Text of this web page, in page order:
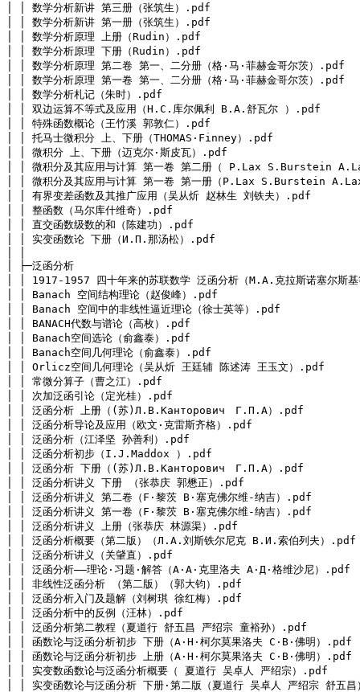
│ │ 数学分析新讲 第三册（张筑生）.pdf
│ │ 数学分析新讲 第一册（张筑生）.pdf
│ │ 数学分析原理 上册（Rudin）.pdf
│ │ 数学分析原理 下册（Rudin）.pdf
│ │ 数学分析原理 第二卷 第一、二分册（格·马·菲赫金哥尔茨）.pdf
│ │ 数学分析原理 第一卷 第一、二分册（格·马·菲赫金哥尔茨）.pdf
│ │ 数学分析札记（朱时）.pdf
│ │ 双边运算不等式及应用（Н.С.库尔佩利 В.А.舒瓦尔 ）.pdf
│ │ 特殊函数概论（王竹溪 郭敦仁）.pdf
│ │ 托马士微积分 上、下册（THOMAS·Finney）.pdf
│ │ 微积分 上、下册（迈克尔·斯皮瓦）.pdf
│ │ 微积分及其应用与计算 第一卷 第二册（ P.Lax S.Burstein
│ │ 微积分及其应用与计算 第一卷 第一册（P.Lax S.Burstein
│ │ 有界变差函数及其推广应用（吴从炘 赵林生 刘铁夫）.pdf
│ │ 整函数（马尔库什维奇）.pdf
│ │ 直交函数级数的和（陈建功）.pdf
│ │ 实变函数论 下册（И.П.那汤松）.pdf
│ ├─泛函分析
│ │ 1917-1957 四十年来的苏联数学 泛函分析（М.А.克拉斯诺塞尔斯
│ │ Banach 空间结构理论（赵俊峰）.pdf
│ │ Banach 空间中的非线性逼近理论（徐士英等）.pdf
│ │ BANACH代数与谱论（高枚）.pdf
│ │ Banach空间选论（俞鑫泰）.pdf
│ │ Banach空间几何理论（俞鑫泰）.pdf
│ │ Orlicz空间几何理论（吴从炘 王廷辅 陈述涛 王玉文）.pdf
│ │ 常微分算子（曹之江）.pdf
│ │ 次加泛函引论（定光桂）.pdf
│ │ 泛函分析 上册（(苏)Л.В.Канторович　Г.П.А）.pdf
│ │ 泛函分析导论及应用（欧文·克雷斯齐格）.pdf
│ │ 泛函分析（江泽坚 孙善利）.pdf
│ │ 泛函分析初步（I.J.Maddox ）.pdf
│ │ 泛函分析 下册（(苏)Л.В.Канторович　Г.П.А）.pdf
│ │ 泛函分析讲义 下册 （张恭庆 郭懋正）.pdf
│ │ 泛函分析讲义 第二卷（F·黎茨 B·塞克佛尔维-纳吉）.pdf
│ │ 泛函分析讲义 第一卷（F·黎茨 B·塞克佛尔维-纳吉）.pdf
│ │ 泛函分析讲义 上册（张恭庆 林源渠）.pdf
│ │ 泛函分析概要（第二版）（Л.А.刘斯铁尔尼克 В.И.索伯列夫）.pdf
│ │ 泛函分析讲义（关肈直）.pdf
│ │ 泛函分析——理论·习题·解答（A·A·克里洛夫 A·Д·格维沙尼）.pdf
│ │ 非线性泛函分析 （第二版）（郭大钧）.pdf
│ │ 泛函分析入门及题解（刘树琪 徐红梅）.pdf
│ │ 泛函分析中的反例（汪林）.pdf
│ │ 泛函分析第二教程（夏道行 舒五昌 严绍宗 童裕孙）.pdf
│ │ 函数论与泛函分析初步 下册（A·H·柯尔莫果洛夫 C·B·佛明）.pdf
│ │ 函数论与泛函分析初步 上册（A·H·柯尔莫果洛夫 C·B·佛明）.pdf
│ │ 实变数函数论与泛函分析概要（ 夏道行 吴卓人 严绍宗）.pdf
│ │ 实变函数论与泛函分析 下册·第二版（夏道行 吴卓人 严绍宗 舒五